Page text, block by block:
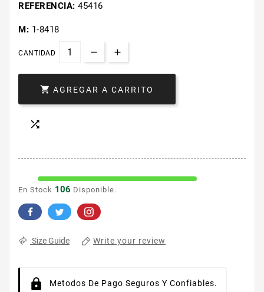
REFERENCIA: 45416
M: 1-8418
CANTIDAD
 AGREGAR A CARRITO

En Stock 106 Disponible.
Size Guide Write your review
Metodos De Pago Seguros Y Confiables.